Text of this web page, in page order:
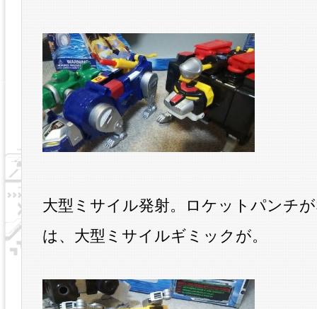
大型ミサイル発射。ロケットパンチ
は、大型ミサイルギミックが。